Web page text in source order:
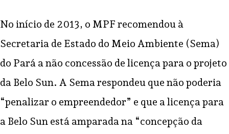
No início de 2013, o MPF recomendou à
Secretaria de Estado do Meio Ambiente (Sema)
do Pará a não concessão de licença para o projeto
da Belo Sun. A Sema respondeu que não poderia
“penalizar o empreendedor” e que a licença para
a Belo Sun está amparada na “concepção da